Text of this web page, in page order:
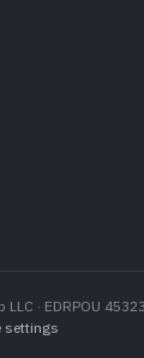
· EDRPOU
settings